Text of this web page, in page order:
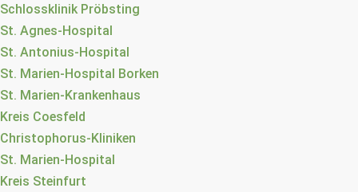
Schlossklinik Pröbsting
St. Agnes-Hospital
St. Antonius-Hospital
St. Marien-Hospital Borken
St. Marien-Krankenhaus
Kreis Coesfeld
Christophorus-Kliniken
St. Marien-Hospital
Kreis Steinfurt